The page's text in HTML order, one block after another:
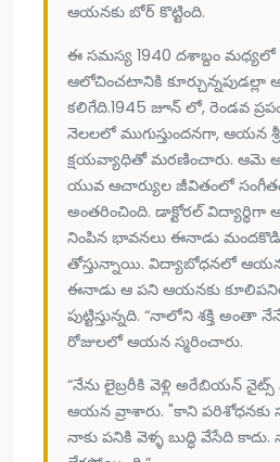
ఆయనకు బోర్ కొట్టింది.
ఈ సమస్య 1940 దశాబ్దం
ఆలోచించటానికి
కలిగేది.1945 జూన్ లో, రెండవ
నెలలలో ముగుస్తుందనగా, ఆయన
క్షయవ్యాధితో మరణించారు. ఆమె
యువ ఆచార్యుల జీవితంలో సంగీతం
అంతరించింది. డాక్టోరల్
నింపిన భావనలు ఈనాడు
తోస్తున్నాయి. విద్యాబోధనలో ఆయన
ఈనాడు ఆ పని ఆయనకు
పుట్టిస్తున్నది. “నాలోని శక్తి అంతా
రోజులలో ఆయన స్మరించారు.
“నేను లైబ్రరీకి వెళ్లి అరేబియన్
ఆయన వ్రాశారు. "కాని
నాకు పనికి వెళ్ళ బుద్ధి వేసేది కాదు.